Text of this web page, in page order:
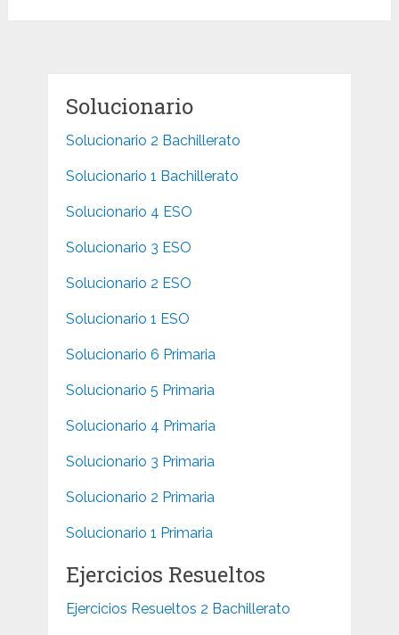
Solucionario
Solucionario 2 Bachillerato
Solucionario 1 Bachillerato
Solucionario 4 ESO
Solucionario 3 ESO
Solucionario 2 ESO
Solucionario 1 ESO
Solucionario 6 Primaria
Solucionario 5 Primaria
Solucionario 4 Primaria
Solucionario 3 Primaria
Solucionario 2 Primaria
Solucionario 1 Primaria
Ejercicios Resueltos
Ejercicios Resueltos 2 Bachillerato